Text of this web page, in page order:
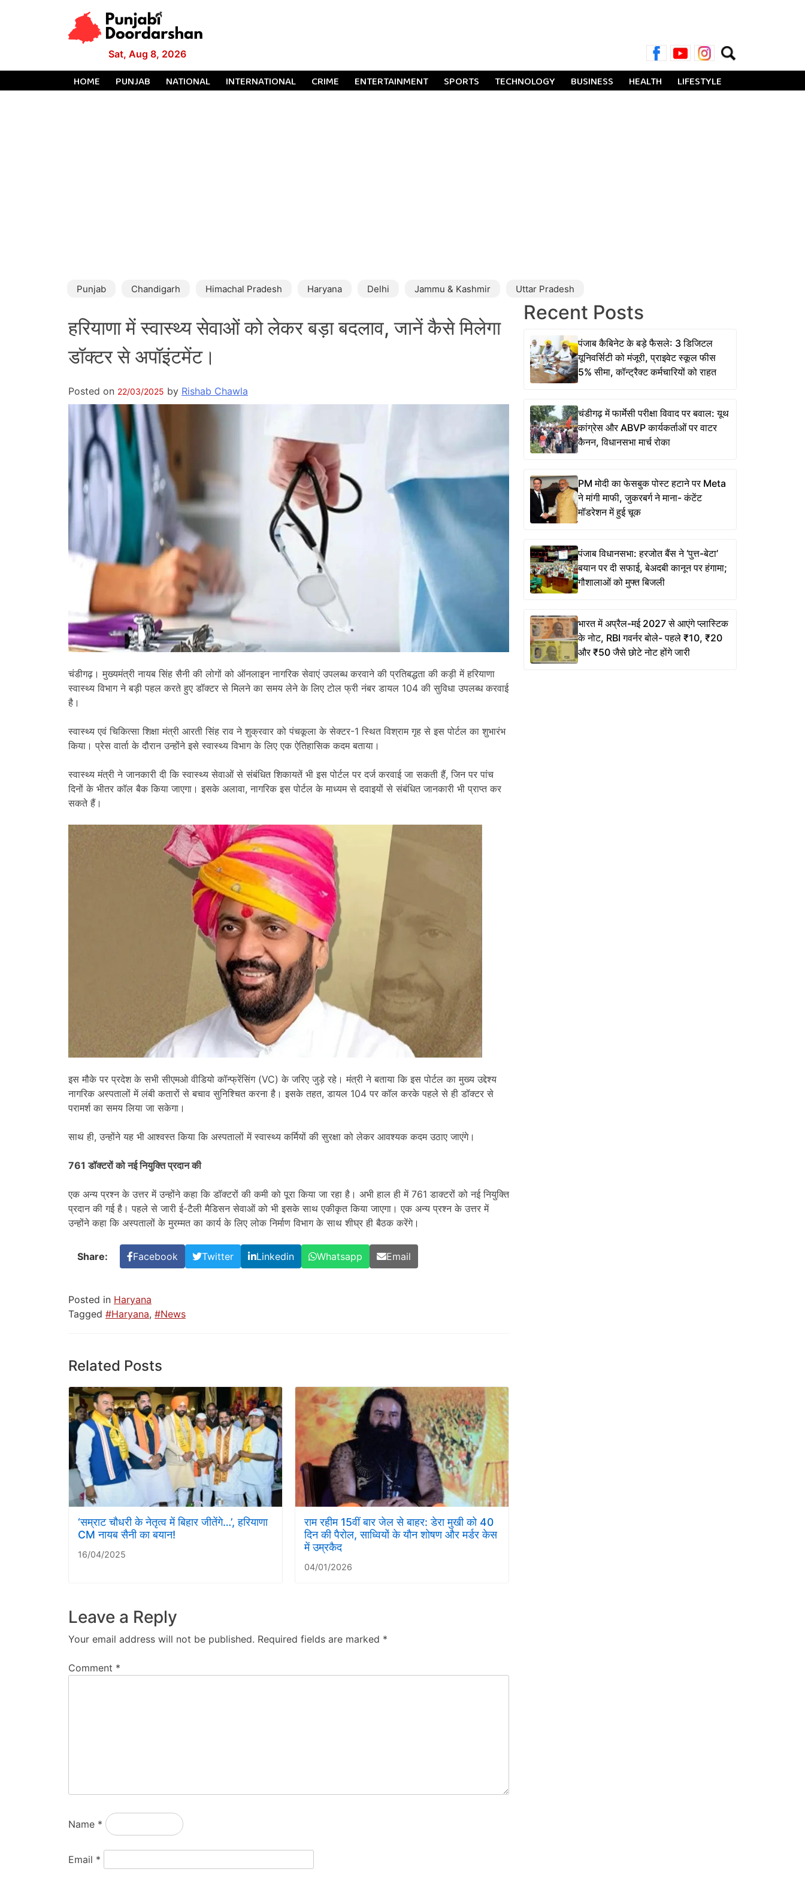
Sat, Aug 8, 2026
Search
for:
HOME PUNJAB NATIONAL INTERNATIONAL CRIME ENTERTAINMENT SPORTS TECHNOLOGY BUSINESS HEALTH LIFESTYLE
Punjab Chandigarh Himachal Pradesh Haryana Delhi Jammu & Kashmir Uttar Pradesh
हरियाणा में स्वास्थ्य सेवाओं को लेकर बड़ा बदलाव, जानें कैसे मिलेगा
डॉक्टर से अपॉइंटमेंट।
Posted on 22/03/2025 by Rishab Chawla
चंडीगढ़। मुख्यमंत्री नायब सिंह सैनी की लोगों को ऑनलाइन नागरिक सेवाएं उपलब्ध करवाने की प्रतिबद्धता की कड़ी में हरियाणा
स्वास्थ्य विभाग ने बड़ी पहल करते हुए डॉक्टर से मिलने का समय लेने के लिए टोल फ्री नंबर डायल 104 की सुविधा उपलब्ध करवाई
है।
स्वास्थ्य एवं चिकित्सा शिक्षा मंत्री आरती सिंह राव ने शुक्रवार को पंचकूला के सेक्टर-1 स्थित विश्राम गृह से इस पोर्टल का शुभारंभ
किया। प्रेस वार्ता के दौरान उन्होंने इसे स्वास्थ्य विभाग के लिए एक ऐतिहासिक कदम बताया।
स्वास्थ्य मंत्री ने जानकारी दी कि स्वास्थ्य सेवाओं से संबंधित शिकायतें भी इस पोर्टल पर दर्ज करवाई जा सकती हैं, जिन पर पांच
दिनों के भीतर कॉल बैक किया जाएगा। इसके अलावा, नागरिक इस पोर्टल के माध्यम से दवाइयों से संबंधित जानकारी भी प्राप्त कर
सकते हैं।
इस मौके पर प्रदेश के सभी सीएमओ वीडियो कॉन्फ्रेंसिंग (VC) के जरिए जुड़े रहे। मंत्री ने बताया कि इस पोर्टल का मुख्य उद्देश्य
नागरिक अस्पतालों में लंबी कतारों से बचाव सुनिश्चित करना है। इसके तहत, डायल 104 पर कॉल करके पहले से ही डॉक्टर से
परामर्श का समय लिया जा सकेगा।
साथ ही, उन्होंने यह भी आश्वस्त किया कि अस्पतालों में स्वास्थ्य कर्मियों की सुरक्षा को लेकर आवश्यक कदम उठाए जाएंगे।
761 डॉक्टरों को नई नियुक्ति प्रदान की
एक अन्य प्रश्न के उत्तर में उन्होंने कहा कि डॉक्टरों की कमी को पूरा किया जा रहा है। अभी हाल ही में 761 डाक्टरों को नई नियुक्ति
प्रदान की गई है। पहले से जारी ई-टैली मैडिसन सेवाओं को भी इसके साथ एकीकृत किया जाएगा। एक अन्य प्रश्न के उत्तर में
उन्होंने कहा कि अस्पतालों के मुरम्मत का कार्य के लिए लोक निर्माण विभाग के साथ शीघ्र ही बैठक करेंगे।
Share: Facebook Twitter Linkedin Whatsapp Email
Posted in Haryana
Tagged #Haryana, #News
Related Posts
‘सम्राट चौधरी के नेतृत्व में बिहार जीतेंगे…’, हरियाणा
CM नायब सैनी का बयान!
16/04/2025
राम रहीम 15वीं बार जेल से बाहर: डेरा मुखी को 40
दिन की पैरोल, साध्वियों के यौन शोषण और मर्डर केस
में उम्रकैद
04/01/2026
Leave a Reply
Your email address will not be published. Required fields are marked *
Comment *
Name *
Email *
Recent Posts
पंजाब कैबिनेट के बड़े फैसले: 3 डिजिटल
यूनिवर्सिटी को मंजूरी, प्राइवेट स्कूल फीस
5% सीमा, कॉन्ट्रैक्ट कर्मचारियों को राहत
चंडीगढ़ में फार्मेसी परीक्षा विवाद पर बवाल: यूथ
कांग्रेस और ABVP कार्यकर्ताओं पर वाटर
कैनन, विधानसभा मार्च रोका
PM मोदी का फेसबुक पोस्ट हटाने पर Meta
ने मांगी माफी, जुकरबर्ग ने माना- कंटेंट
मॉडरेशन में हुई चूक
पंजाब विधानसभा: हरजोत बैंस ने ‘पुत्त-बेटा’
बयान पर दी सफाई, बेअदबी कानून पर हंगामा;
गौशालाओं को मुफ्त बिजली
भारत में अप्रैल-मई 2027 से आएंगे प्लास्टिक
के नोट, RBI गवर्नर बोले- पहले ₹10, ₹20
और ₹50 जैसे छोटे नोट होंगे जारी